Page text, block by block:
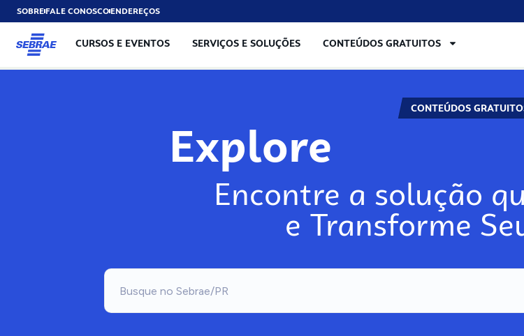
SOBREFALE CONOSCOENDEREÇOS
CURSOS E EVENTOS SERVIÇOS E SOLUÇÕES CONTEÚDOS GRATUITOS
CONTEÚDOS
Explore
Encontre a solução
e Transforme